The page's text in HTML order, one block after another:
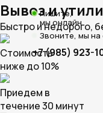
Пишите,
мы онлайн
Звоните, мы на
+7 (985) 923-
Вывоз и
Быстро и недорого,
Стоимость
ниже до 10%
Приедем в
течение 30 минут